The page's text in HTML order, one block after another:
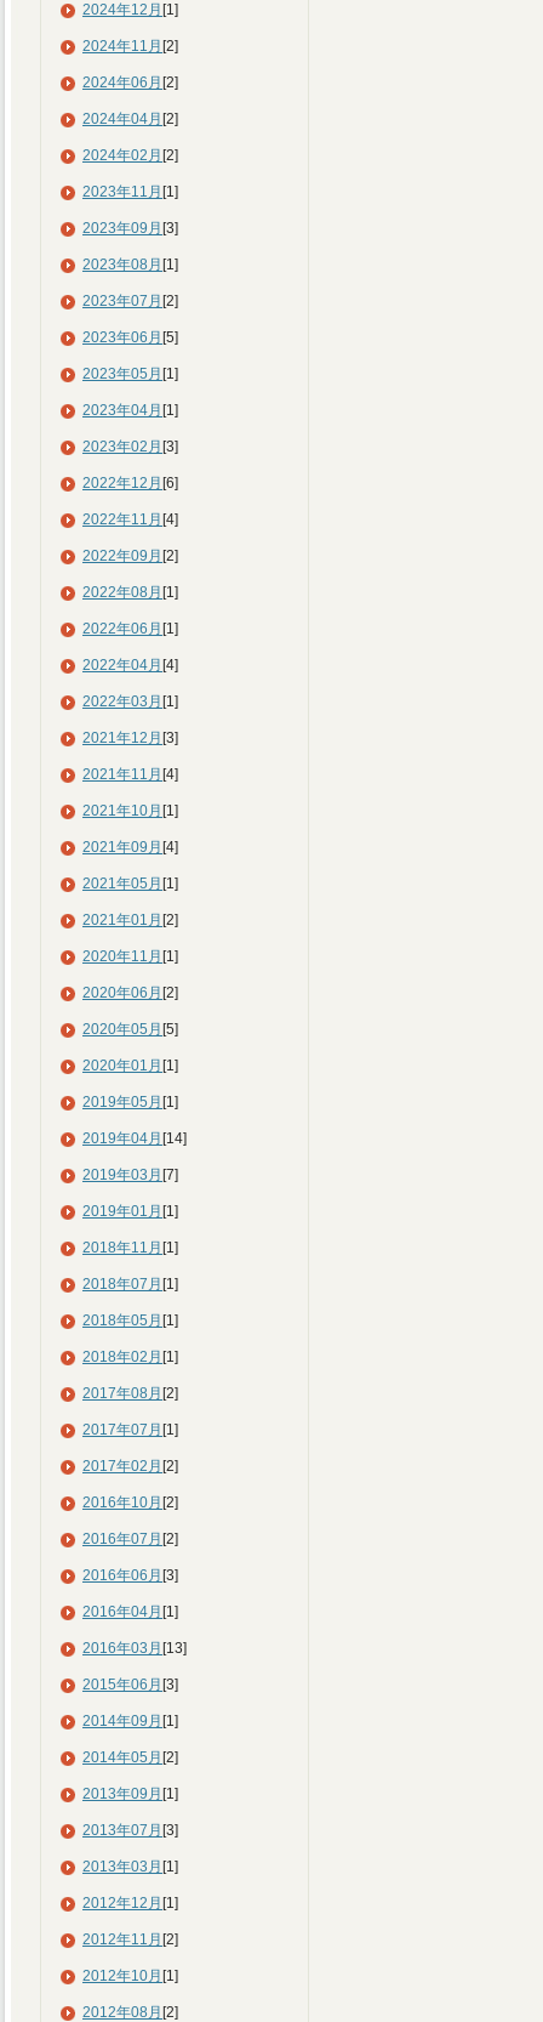
2024年12月 [1]
2024年11月 [2]
2024年06月 [2]
2024年04月 [2]
2024年02月 [2]
2023年11月 [1]
2023年09月 [3]
2023年08月 [1]
2023年07月 [2]
2023年06月 [5]
2023年05月 [1]
2023年04月 [1]
2023年02月 [3]
2022年12月 [6]
2022年11月 [4]
2022年09月 [2]
2022年08月 [1]
2022年06月 [1]
2022年04月 [4]
2022年03月 [1]
2021年12月 [3]
2021年11月 [4]
2021年10月 [1]
2021年09月 [4]
2021年05月 [1]
2021年01月 [2]
2020年11月 [1]
2020年06月 [2]
2020年05月 [5]
2020年01月 [1]
2019年05月 [1]
2019年04月 [14]
2019年03月 [7]
2019年01月 [1]
2018年11月 [1]
2018年07月 [1]
2018年05月 [1]
2018年02月 [1]
2017年08月 [2]
2017年07月 [1]
2017年02月 [2]
2016年10月 [2]
2016年07月 [2]
2016年06月 [3]
2016年04月 [1]
2016年03月 [13]
2015年06月 [3]
2014年09月 [1]
2014年05月 [2]
2013年09月 [1]
2013年07月 [3]
2013年03月 [1]
2012年12月 [1]
2012年11月 [2]
2012年10月 [1]
2012年08月 [2]